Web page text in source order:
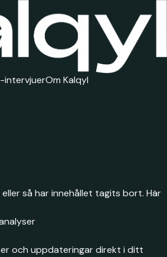
intervjuerOm Kalqyl
så har innehållet tagits bort. Här
och uppdateringar direkt i ditt